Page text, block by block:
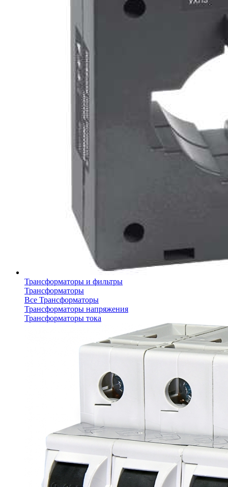
Трансформаторы и фильтры
Трансформаторы
Все Трансформаторы
Трансформаторы напряжения
Трансформаторы тока